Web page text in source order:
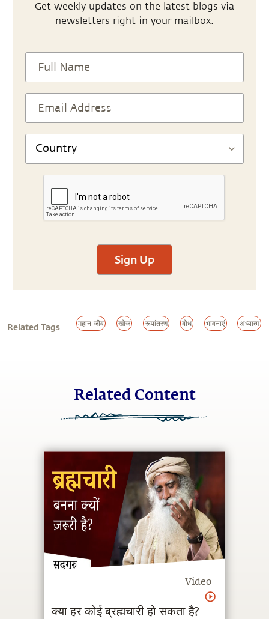
Get weekly updates on the latest blogs via
newsletters right in your mailbox.
Sign Up
Related Tags महान जीव खोज रूपांतरण बोध भावनाएं अध्यात्म
Related Content
Video
क्या हर कोई ब्रह्मचारी हो सकता है?